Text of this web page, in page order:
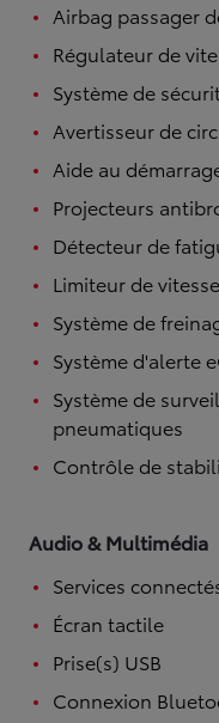
Airbag passager
Régulateur de
Système de
Avertisseur de
Aide au
Projecteurs
Détecteur de
Limiteur de
Système de
Système d'alerte
Système de
pneumatiques
Contrôle de
Audio & Multimédia
Services
Écran tactile
Prise(s) USB
Connexion